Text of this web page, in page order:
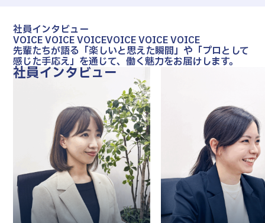
社員インタビュー
VOICE VOICE VOICEVOICE VOICE VOICE
先輩たちが語る「楽しいと思えた瞬間」や「プロとして
感じた手応え」を通じて、働く魅力をお届けします。
社員インタビュー